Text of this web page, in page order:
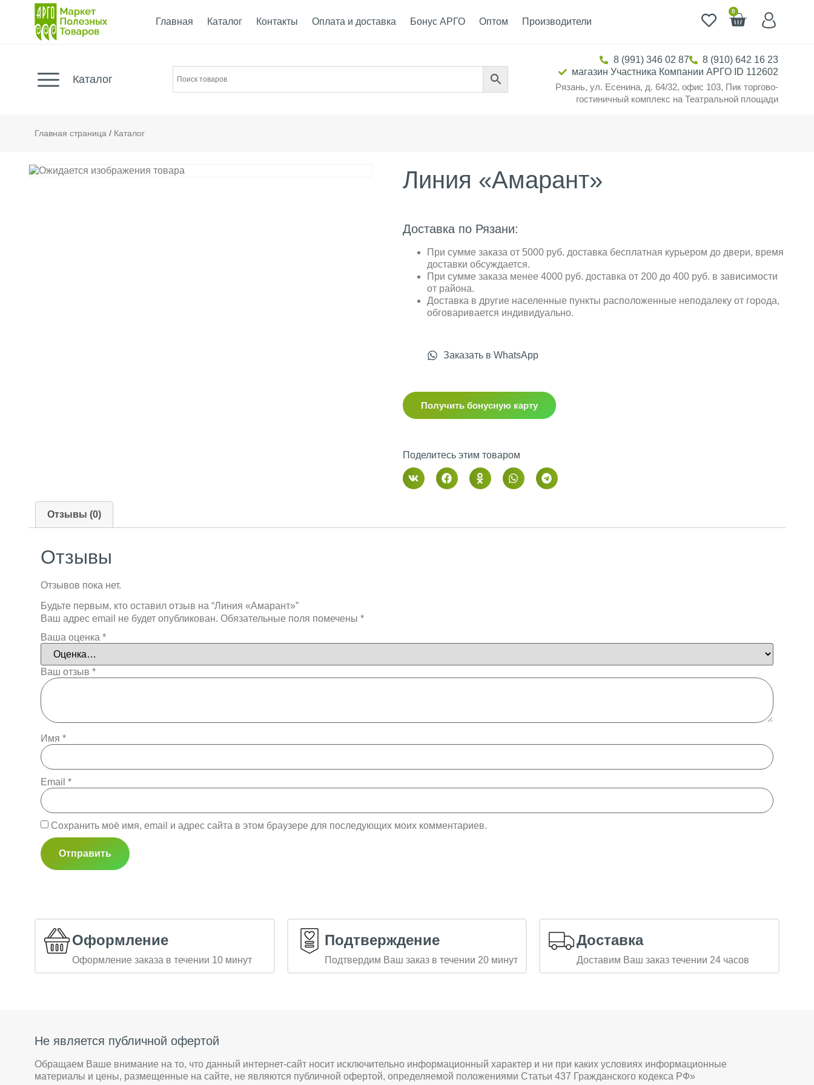
Главная Каталог Контакты Оплата и доставка Бонус АРГО Оптом Производители
0
Каталог
8 (991) 346 02 87
8 (910) 642 16 23
магазин Участника Компании АРГО ID 112602
Рязань, ул. Есенина, д. 64/32, офис 103, Пик торгово-
гостиничный комплекс на Театральной площади
Главная страница / Каталог
Линия «Амарант»
Доставка по Рязани:
При сумме заказа от 5000 руб. доставка бесплатная курьером до двери, время
доставки обсуждается.
При сумме заказа менее 4000 руб. доставка от 200 до 400 руб. в зависимости
от района.
Доставка в другие населенные пункты расположенные неподалеку от города,
обговаривается индивидуально.
Заказать в WhatsApp
Получить бонусную карту
Поделитесь этим товаром
Отзывы (0)
Отзывы
Отзывов пока нет.
Будьте первым, кто оставил отзыв на “Линия «Амарант»”
Ваш адрес email не будет опубликован. Обязательные поля помечены *
Ваша оценка *
Ваш отзыв *
Имя *
Email *
Сохранить моё имя, email и адрес сайта в этом браузере для последующих моих комментариев.
Оформление
Оформление заказа в течении 10 минут
Подтверждение
Подтвердим Ваш заказ в течении 20 минут
Доставка
Доставим Ваш заказ течении 24 часов
Не является публичной офертой
Обращаем Ваше внимание на то, что данный интернет-сайт носит исключительно информационный характер и ни при каких условиях информационные
материалы и цены, размещенные на сайте, не являются публичной офертой, определяемой положениями Статьи 437 Гражданского кодекса РФ»